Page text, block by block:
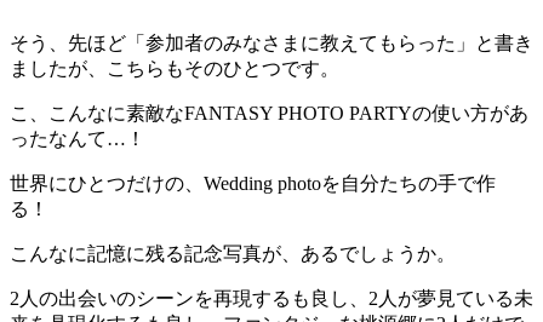
そう、先ほど「参加者のみなさまに教えてもらった」と書き
ましたが、こちらもそのひとつです。
こ、こんなに素敵なFANTASY PHOTO PARTYの使い方があ
ったなんて…！
世界にひとつだけの、Wedding photoを自分たちの手で作
る！
こんなに記憶に残る記念写真が、あるでしょうか。
2人の出会いのシーンを再現するも良し、2人が夢見ている未